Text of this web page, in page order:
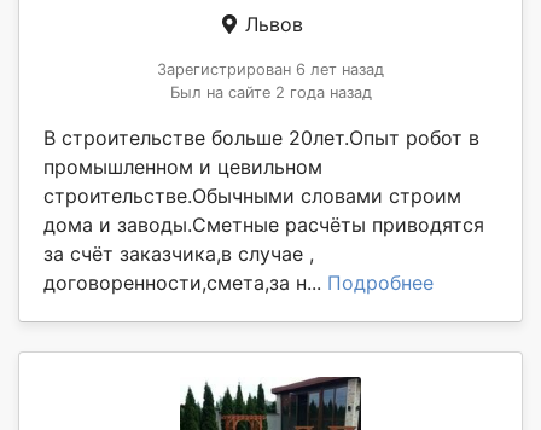
Львов
Зарегистрирован 6 лет назад
Был на сайте 2 года назад
В строительстве больше 20лет.Опыт робот в
промышленном и цевильном
строительстве.Обычными словами строим
дома и заводы.Сметные расчёты приводятся
за счёт заказчика,в случае ,
договоренности,смета,за н... Подробнее